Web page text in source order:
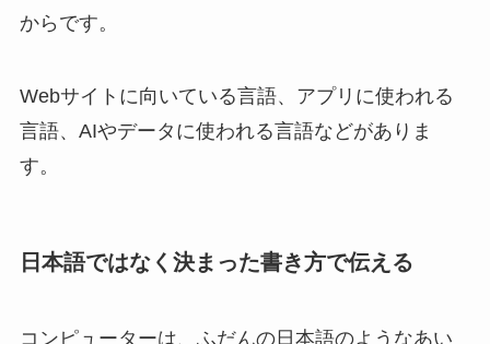
からです。
Webサイトに向いている言語、アプリに使われる
言語、AIやデータに使われる言語などがありま
す。
日本語ではなく決まった書き方で伝える
コンピューターは、ふだんの日本語のようなあい